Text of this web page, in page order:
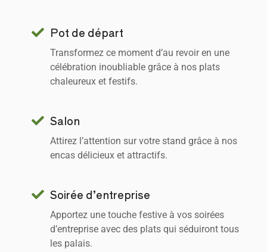
Pot de départ
Transformez ce moment d’au revoir en une
célébration inoubliable grâce à nos plats
chaleureux et festifs.
Salon
Attirez l’attention sur votre stand grâce à nos
encas délicieux et attractifs.
Soirée d’entreprise
Apportez une touche festive à vos soirées
d’entreprise avec des plats qui séduiront tous
les palais.